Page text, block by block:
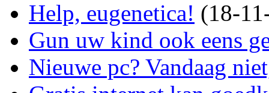
Help, eugenetica! (18-
Gun uw kind ook eens
Nieuwe pc? Vandaag